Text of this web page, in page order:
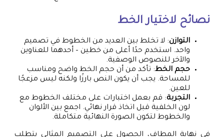
نصائح لاختيار الخط
التوازن: لا تخلط بين العديد من الخطوط في تصميم
واحد. استخدم حدًا أعلى من خطين – أحدهما للعناوين
والآخر للنصوص الوصفية.
حجم الخط: تأكد من أن حجم الخط واضح ومناسب
للمساحة. يجب أن يكون النص بارزًا ولكنه ليس مزعجًا
للعين.
التجربة: قم بعمل اختبارات على مختلف الخطوط مع
لون الخلفية قبل اتخاذ قرار نهائي. اجمع بين الألوان
والخطوط لتكون الصورة النهائية متكاملة.
في نهاية المطاف، الحصول على التصميم المثالي يتطلب